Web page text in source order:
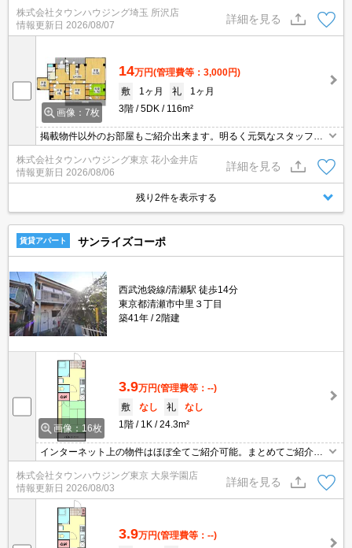
株式会社タウンハウジング埼玉 所沢店
情報更新日 2026/08/07
詳細を見る
画像：7枚
14万円(管理費等：3,000円)
敷
1ヶ月 礼
1ヶ月
3階
5DK 116m²
掲載物件以外のお部屋もご紹介出来ます。明るく元気なスタッフが
丁寧にご対応させていただきます。オンラインで見学・接客可能で
す！お気軽にお問い合わせ下さい☆★
株式会社タウンハウジング東京 花小金井店
情報更新日 2026/08/06
詳細を見る
残り2件を表示する
賃貸アパート サンライズコーポ
西武池袋線/清瀬駅 徒歩14分
東京都清瀬市中里３丁目
築41年
2階建
画像：16枚
3.9万円(管理費等：--)
敷
なし 礼
なし
1階
1K 24.3m²
インターネット上の物件はほぼ全てご紹介可能。まとめてご紹介致
します。お気軽にお問合せください。お部屋探しは情報量地域ナン
バー1のタウンハウジングまで。
株式会社タウンハウジング東京 大泉学園店
情報更新日 2026/08/03
詳細を見る
3.9万円(管理費等：--)